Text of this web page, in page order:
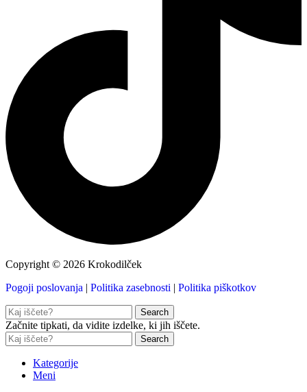
Copyright © 2026 Krokodilček
Pogoji poslovanja | Politika zasebnosti | Politika piškotkov
Search
Začnite tipkati, da vidite izdelke, ki jih iščete.
Search
Kategorije
Meni